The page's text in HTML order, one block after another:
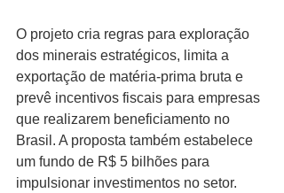
O projeto cria regras para exploração
dos minerais estratégicos, limita a
exportação de matéria-prima bruta e
prevê incentivos fiscais para empresas
que realizarem beneficiamento no
Brasil. A proposta também estabelece
um fundo de R$ 5 bilhões para
impulsionar investimentos no setor.